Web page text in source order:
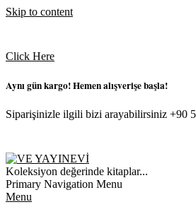
Skip to content
Click Here
Aynı gün kargo! Hemen alışverişe başla!
Siparişinizle ilgili bizi arayabilirsiniz +90
VE
YAYINEVI
Koleksiyon değerinde kitaplar...
Primary Navigation Menu
Menu